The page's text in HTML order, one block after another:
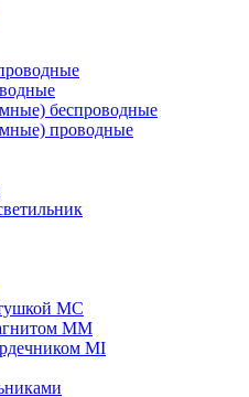
беспроводные
проводные
MC
ММ
MI